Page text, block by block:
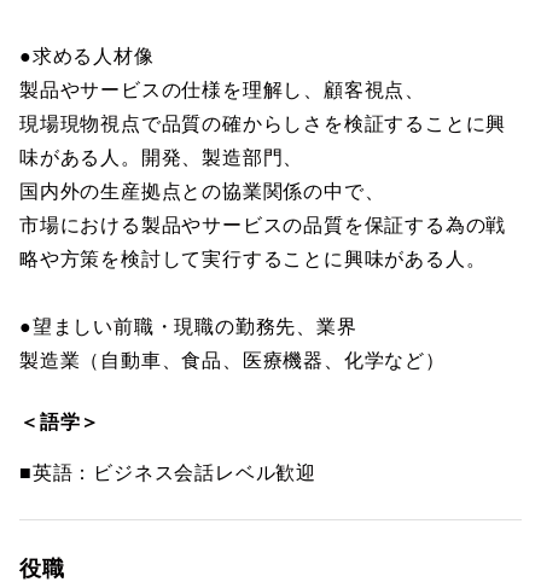
●求める人材像
製品やサービスの仕様を理解し、顧客視点、
現場現物視点で品質の確からしさを検証することに興
味がある人。開発、製造部門、
国内外の生産拠点との協業関係の中で、
市場における製品やサービスの品質を保証する為の戦
略や方策を検討して実行することに興味がある人。
●望ましい前職・現職の勤務先、業界
製造業（自動車、食品、医療機器、化学など）
＜語学＞
■英語：ビジネス会話レベル歓迎
役職